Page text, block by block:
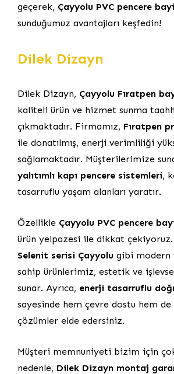
geçerek, Çayyolu PVC pencere
sunduğumuz avantajları keşfedin!
Dilek Dizayn
Dilek Dizayn, Çayyolu Fıratpen
kaliteli ürün ve hizmet sunma
çıkmaktadır. Firmamız, Fıratpen
ile donatılmış, enerji verimliliği
sağlamaktadır. Müşterilerimize
yalıtımlı kapı pencere sistemleri,
tasarruflu yaşam alanları yaratır.
Özellikle Çayyolu PVC pencere
ürün yelpazesi ile dikkat çekiyoruz.
Selenit serisi Çayyolu gibi modern
sahip ürünlerimiz, estetik ve
sunar. Ayrıca, enerji tasarruflu
sayesinde hem çevre dostu hem
çözümler elde edersiniz.
Müşteri memnuniyeti bizim için
nedenle, Dilek Dizayn montaj